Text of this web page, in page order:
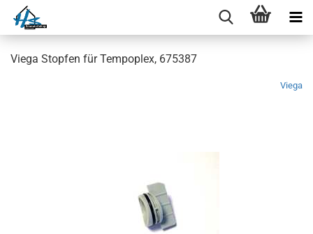
Viega Stopfen für Tempoplex, 675387
Viega